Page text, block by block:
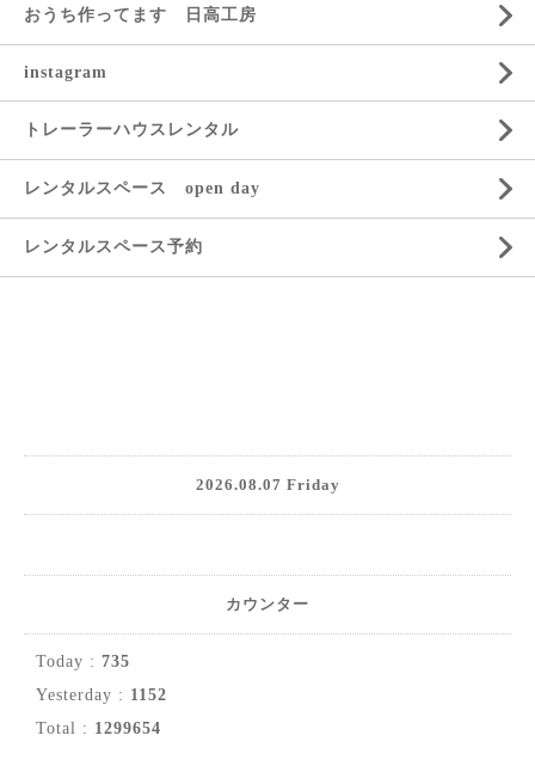
おうち作ってます 日高工房
instagram
トレーラーハウスレンタル
レンタルスペース open day
レンタルスペース予約
2026.08.07 Friday
カウンター
Today : 735
Yesterday : 1152
Total : 1299654